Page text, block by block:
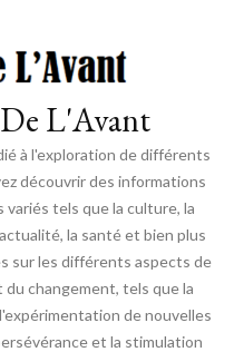
L'Avant
à l'exploration de différents
découvrir des informations
tels que la culture, la
la santé et bien plus
sur les différents aspects de
changement, tels que la
de nouvelles
et la stimulation